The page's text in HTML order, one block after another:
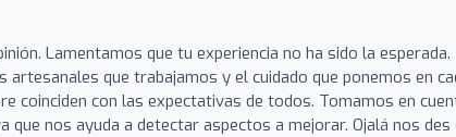
Lamentamos que tu experiencia no ha sido la esperada.
que trabajamos y el cuidado que ponemos en
coinciden con las expectativas de todos. Tomamos en
que nos ayuda a detectar aspectos a mejorar. Ojalá nos